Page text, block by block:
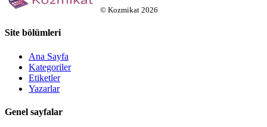
© Kozmikat 2026
Site bölümleri
Ana Sayfa
Kategoriler
Etiketler
Yazarlar
Genel sayfalar